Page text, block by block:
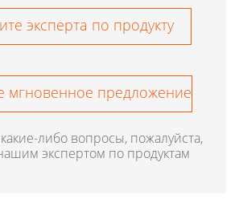
эксперта по продукту
мгновенное предложение
либо вопросы, пожалуйста,
экспертом по продуктам